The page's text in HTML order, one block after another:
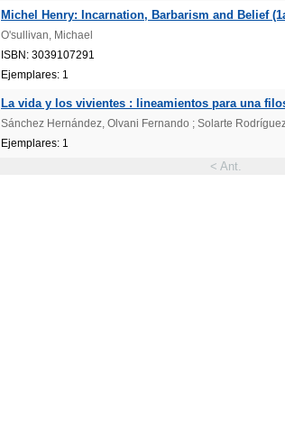
Michel Henry: Incarnation, Barbarism and Belief
O'sullivan, Michael
ISBN: 3039107291
Ejemplares: 1
La vida y los vivientes : lineamientos para una
Sánchez Hernández, Olvani Fernando ; Solarte
Ejemplares: 1
< Ant.